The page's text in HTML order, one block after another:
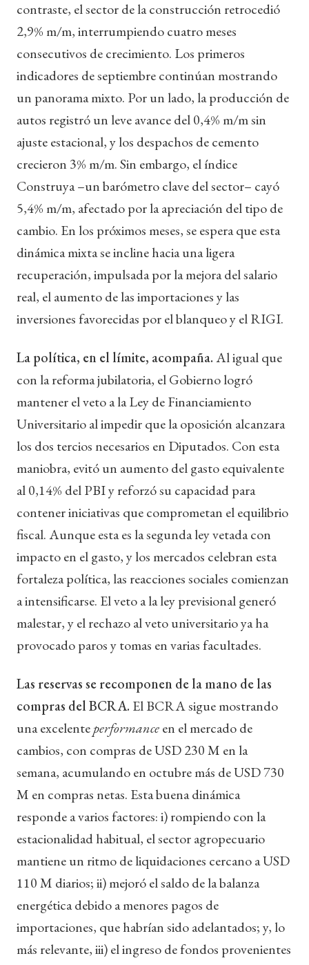
contraste, el sector de la construcción retrocedió
2,9% m/m, interrumpiendo cuatro meses
consecutivos de crecimiento. Los primeros
indicadores de septiembre continúan mostrando
un panorama mixto. Por un lado, la producción de
autos registró un leve avance del 0,4% m/m sin
ajuste estacional, y los despachos de cemento
crecieron 3% m/m. Sin embargo, el índice
Construya –un barómetro clave del sector– cayó
5,4% m/m, afectado por la apreciación del tipo de
cambio. En los próximos meses, se espera que esta
dinámica mixta se incline hacia una ligera
recuperación, impulsada por la mejora del salario
real, el aumento de las importaciones y las
inversiones favorecidas por el blanqueo y el RIGI.
La política, en el límite, acompaña.Al igual que
con la reforma jubilatoria, el Gobierno logró
mantener el veto a la Ley de Financiamiento
Universitario al impedir que la oposición alcanzara
los dos tercios necesarios en Diputados. Con esta
maniobra, evitó un aumento del gasto equivalente
al 0,14% del PBI y reforzó su capacidad para
contener iniciativas que comprometan el equilibrio
fiscal. Aunque esta es la segunda ley vetada con
impacto en el gasto, y los mercados celebran esta
fortaleza política, las reacciones sociales comienzan
a intensificarse. El veto a la ley previsional generó
malestar, y el rechazo al veto universitario ya ha
provocado paros y tomas en varias facultades.
Las reservas se recomponen de la mano de las
compras del BCRA. El BCRA sigue mostrando
una excelenteperformanceen el mercado de
cambios, con compras de USD 230 M en la
semana, acumulando en octubre más de USD 730
M en compras netas. Esta buena dinámica
responde a varios factores: i) rompiendo con la
estacionalidad habitual, el sector agropecuario
mantiene un ritmo de liquidaciones cercano a USD
110 M diarios; ii) mejoró el saldo de la balanza
energética debido a menores pagos de
importaciones, que habrían sido adelantados; y, lo
más relevante, iii) el ingreso de fondos provenientes